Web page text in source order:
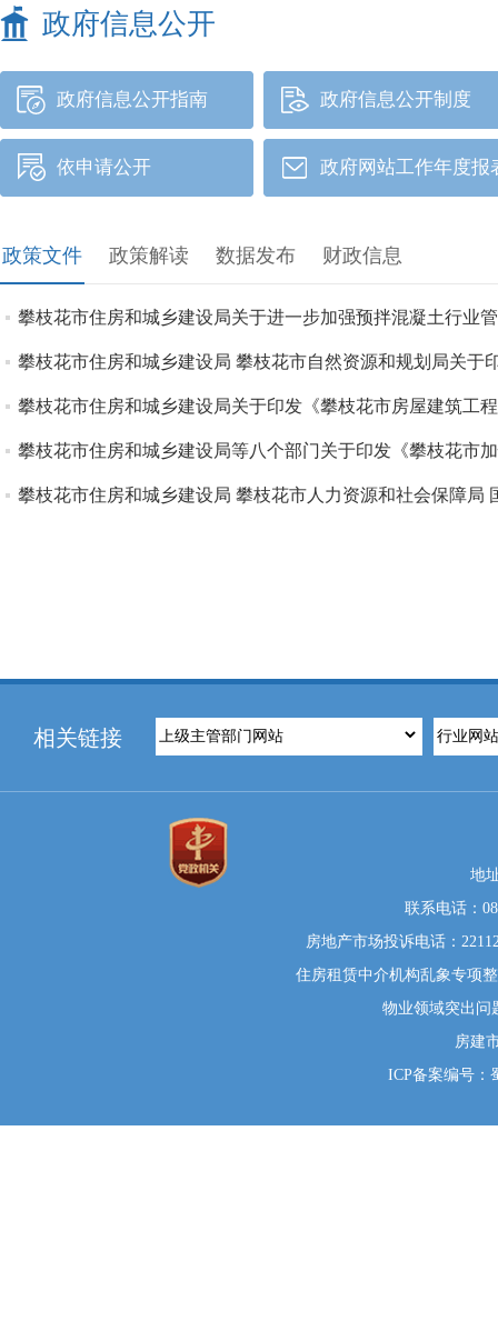
政府信息公开
政府信息公开指南 政府信息公开制度
依申请公开 政府网站工作年度报
政策文件 政策解读 数据发布 财政信息
攀枝花市住房和城乡建设局关于进一步加强预拌混凝土行业
攀枝花市住房和城乡建设局 攀枝花市自然资源和规划局关于
攀枝花市住房和城乡建设局关于印发《攀枝花市房屋建筑工
攀枝花市住房和城乡建设局等八个部门关于印发《攀枝花市
攀枝花市住房和城乡建设局 攀枝花市人力资源和社会保障局
相关链接
地
联系电话：
房地产市场投诉电话：
住房租赁中介机构乱象专项
物业领域突出问
房建
ICP备案编号：